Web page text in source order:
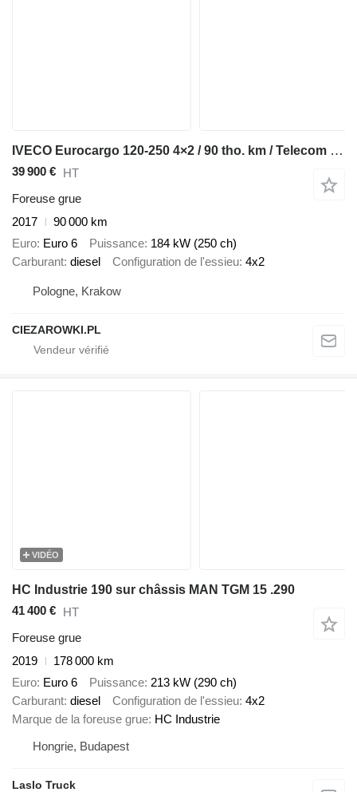
IVECO Eurocargo 120-250 4×2 / 90 tho. km / Telecom 20 drilling rig
39 900 € HT
Foreuse grue
2017
90 000 km
Euro Euro 6 Puissance 184 kW (250 ch)
Carburant diesel Configuration de l'essieu 4x2
Pologne, Krakow
CIEZAROWKI.PL
VIDÉO
HC Industrie 190 sur châssis MAN TGM 15 .290
41 400 € HT
Foreuse grue
2019
178 000 km
Euro Euro 6 Puissance 213 kW (290 ch)
Carburant diesel Configuration de l'essieu 4x2
Marque de la foreuse grue HC Industrie
Hongrie, Budapest
Laslo Truck